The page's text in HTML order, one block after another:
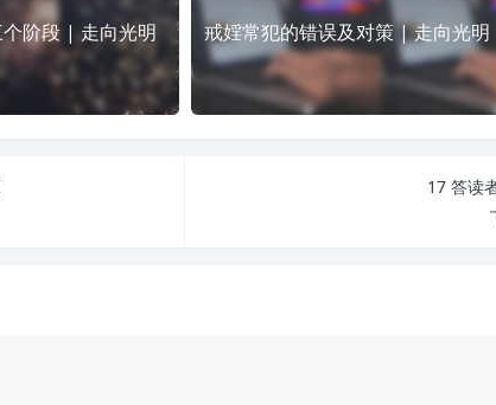
阶段 | 走向光明 戒婬常犯的错误及对策 | 走向光明
17 答读